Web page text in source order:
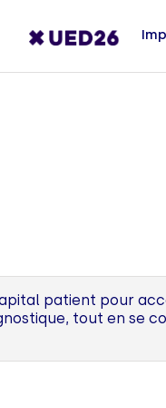
patient pour
tout en se